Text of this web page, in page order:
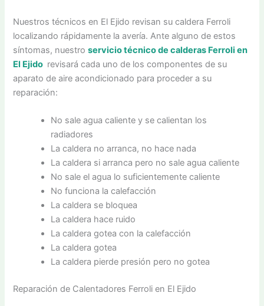
Nuestros técnicos en El Ejido revisan su caldera Ferroli
localizando rápidamente la avería. Ante alguno de estos
síntomas, nuestroservicio técnico de calderas Ferroli en
El Ejido revisará cada uno de los componentes de su
aparato de aire acondicionado para proceder a su
reparación:
No sale agua caliente y se calientan los
radiadores
La caldera no arranca, no hace nada
La caldera si arranca pero no sale agua caliente
No sale el agua lo suficientemente caliente
No funciona la calefacción
La caldera se bloquea
La caldera hace ruido
La caldera gotea con la calefacción
La caldera gotea
La caldera pierde presión pero no gotea
Reparación de Calentadores Ferroli en El Ejido